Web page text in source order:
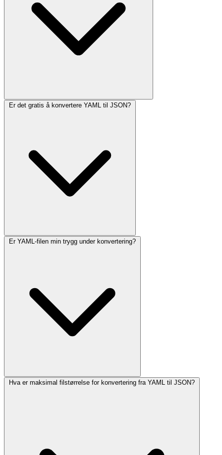
Er det gratis å konvertere YAML til JSON?
Er YAML-filen min trygg under konvertering?
Hva er maksimal filstørrelse for konvertering fra YAML til JSON?